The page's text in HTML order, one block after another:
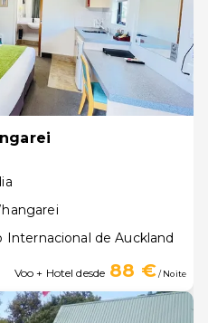
Internacional de Auckland
Voo + Hotel desde 88 €/ Noite